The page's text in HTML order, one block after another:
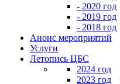
- 2020 год
- 2019 год
- 2018 год
Анонс мероприятий
Услуги
Летопись ЦБС
2024 год
2023 год